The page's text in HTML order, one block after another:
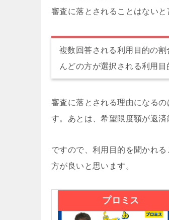
審査に落とされることはないと
複数回答される利用目的の
んどの方が選択される利用目
審査に落とされる理由になる
す。あとは、希望限度額が返
ですので、利用目的を聞かれ
方が良いと思います。
プロミス